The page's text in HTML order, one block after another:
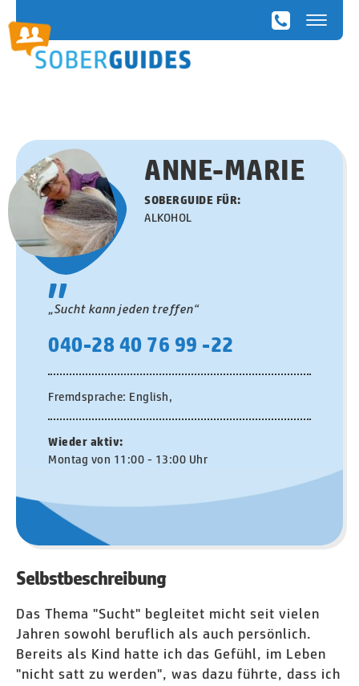
ANNE-MARIE
SOBERGUIDE FÜR:
ALKOHOL
"
„Sucht kann jeden treffen“
040-28 40 76 99 -22
Fremdsprache: English,
Wieder aktiv:
Montag von 11:00 - 13:00 Uhr
Selbstbeschreibung
Das Thema "Sucht" begleitet micht seit vielen
Jahren sowohl beruflich als auch persönlich.
Bereits als Kind hatte ich das Gefühl, im Leben
"nicht satt zu werden", was dazu führte, dass ich